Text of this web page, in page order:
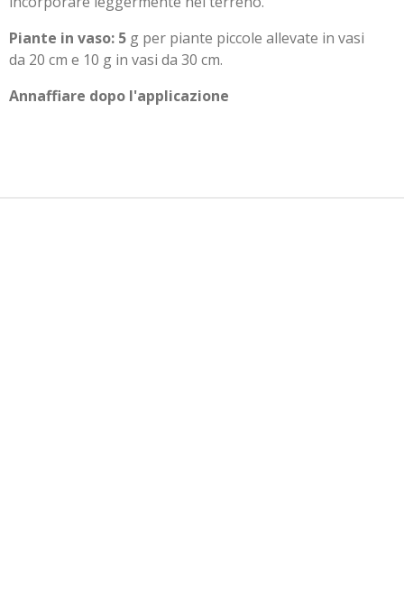
Piante in vaso: 5 g per piante piccole allevate in vasi
da 20 cm e 10 g in vasi da 30 cm.
Annaffiare dopo l'applicazione